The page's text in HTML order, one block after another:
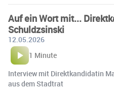
Auf ein Wort mit...
Schuldzsinski
12.05.2026
1 Minute
Interview mit Direktkandidatin
aus dem Stadtrat